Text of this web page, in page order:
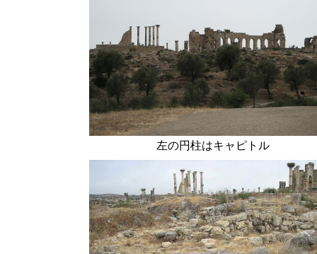
左の円柱はキャピトル